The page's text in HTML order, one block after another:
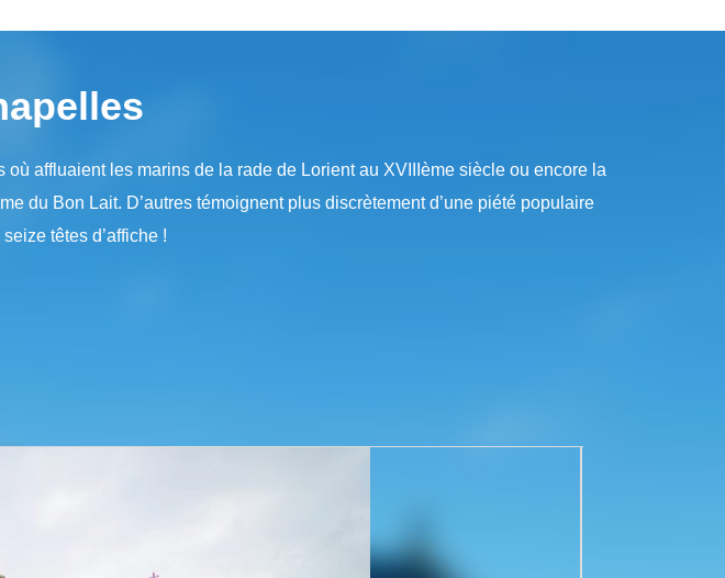
affluaient les marins de la rade de Lorient au XVIIIème siècle ou encore la
du Bon Lait. D’autres témoignent plus discrètement d’une piété populaire
têtes d’affiche !